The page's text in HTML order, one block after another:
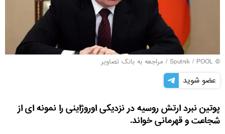
© Sputnik / POOL
/ مراجعه به بانک تصاویر
عضو شوید
پوتین نبرد ارتش روسیه در نزدیکی اوروژاینی را نمونه ای از
شجاعت و قهرمانی خواند.